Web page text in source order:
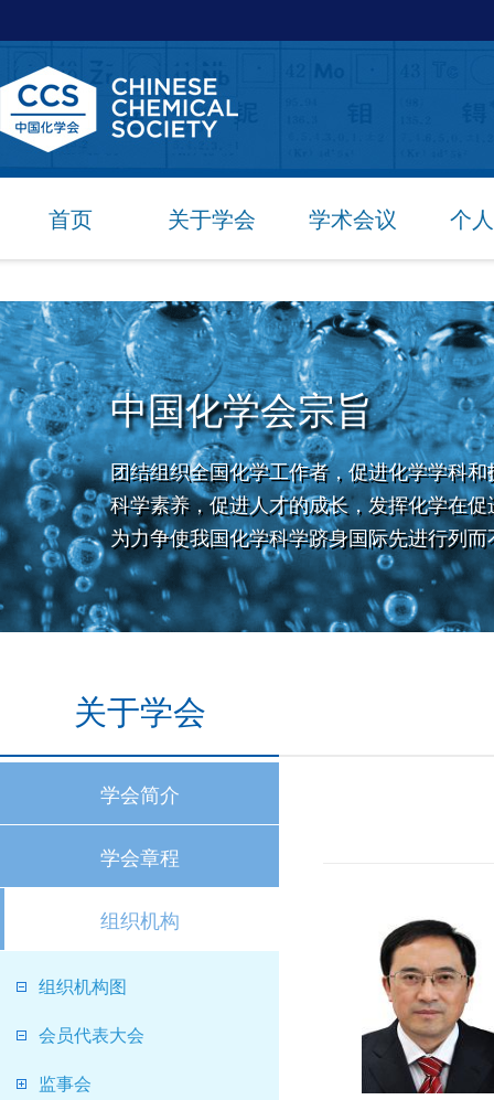
首页 关于学会 学术会议 个
中国化学会宗旨
团结组织全国化学工作者，促进化学学科
科学素养，促进人才的成长，发挥化学在
为力争使我国化学科学跻身国际先进行列
关于学会
学会简介
学会章程
组织机构
组织机构图
会员代表大会
监事会